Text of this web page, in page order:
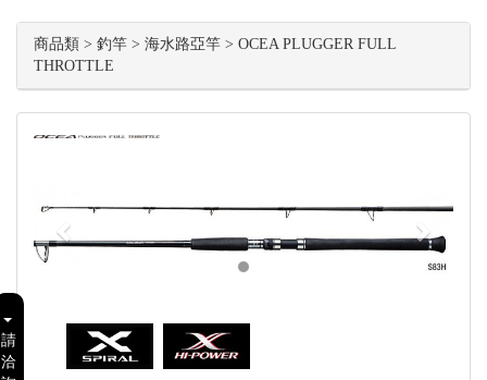
請
洽
商品類 > 釣竿 > 海水路亞竿 > OCEA PLUGGER FULL
THROTTLE